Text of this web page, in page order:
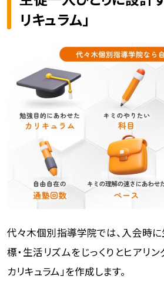
リキュラム」
代々木個別指導学院では、入会時に
標・生活リズムをじっくりとヒアリン
カリキュラム」を作成します。